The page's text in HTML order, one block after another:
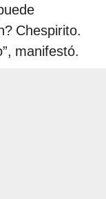
Chespirito.
manifestó.